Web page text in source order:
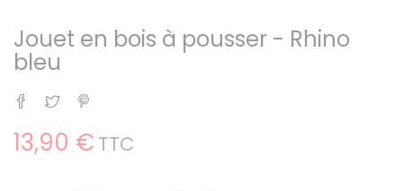
Jouet en bois à pousser - Rhino
bleu
Partager
Tweet
13,90 € TTC